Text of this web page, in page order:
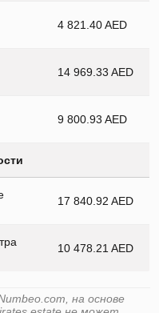
4 821.40 AED
14 969.33 AED
9 800.93 AED
17 840.92 AED
10 478.21 AED
на основе